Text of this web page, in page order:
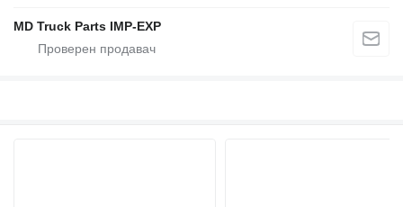
MD Truck Parts IMP-EXP